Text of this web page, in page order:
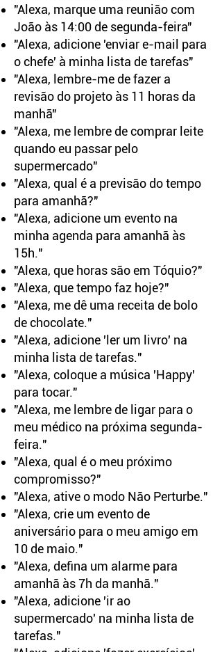
"Alexa, marque uma reunião com
João às 14:00 de segunda-feira"
"Alexa, adicione 'enviar e-mail para
o chefe' à minha lista de tarefas"
"Alexa, lembre-me de fazer a
revisão do projeto às 11 horas da
manhã"
"Alexa, me lembre de comprar leite
quando eu passar pelo
supermercado"
"Alexa, qual é a previsão do tempo
para amanhã?"
"Alexa, adicione um evento na
minha agenda para amanhã às
15h."
"Alexa, que horas são em Tóquio?"
"Alexa, que tempo faz hoje?"
"Alexa, me dê uma receita de bolo
de chocolate."
"Alexa, adicione 'ler um livro' na
minha lista de tarefas."
"Alexa, coloque a música 'Happy'
para tocar."
"Alexa, me lembre de ligar para o
meu médico na próxima segunda-
feira."
"Alexa, qual é o meu próximo
compromisso?"
"Alexa, ative o modo Não Perturbe."
"Alexa, crie um evento de
aniversário para o meu amigo em
10 de maio."
"Alexa, defina um alarme para
amanhã às 7h da manhã."
"Alexa, adicione 'ir ao
supermercado' na minha lista de
tarefas."